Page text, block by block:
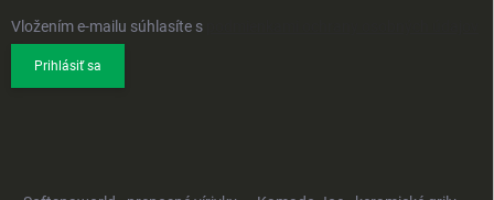
Vložením e-mailu súhlasíte s
Prihlásiť sa